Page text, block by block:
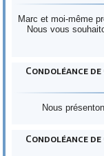
Marc et moi-même
Nous vous
Condoléance
Nous
Condoléance